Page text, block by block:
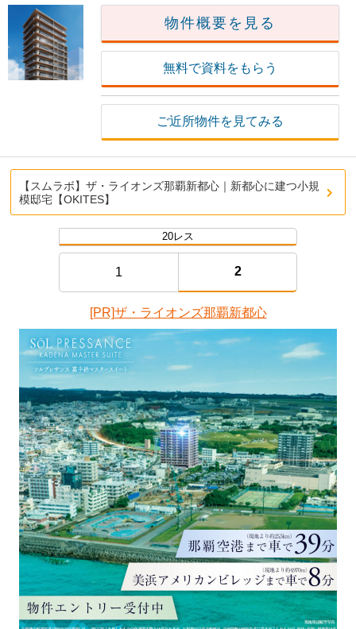
物件概要を見る
無料で資料をもらう
ご近所物件を見てみる
【スムラボ】ザ・ライオンズ那覇新都心｜新都心に建つ小規
模邸宅【OKITES】
20レス
1 2
[PR]ザ・ライオンズ那覇新都心